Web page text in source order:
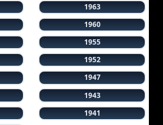
1963
1960
1955
1952
1947
1943
1941